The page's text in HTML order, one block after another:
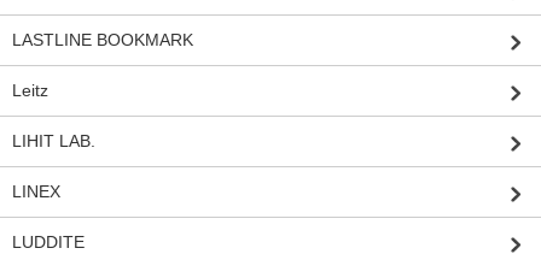
LASTLINE BOOKMARK
Leitz
LIHIT LAB.
LINEX
LUDDITE